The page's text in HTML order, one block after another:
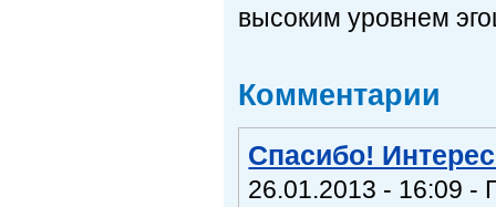
высоким уровнем
Комментарии
Спасибо!
26.01.2013 - 16:09 -